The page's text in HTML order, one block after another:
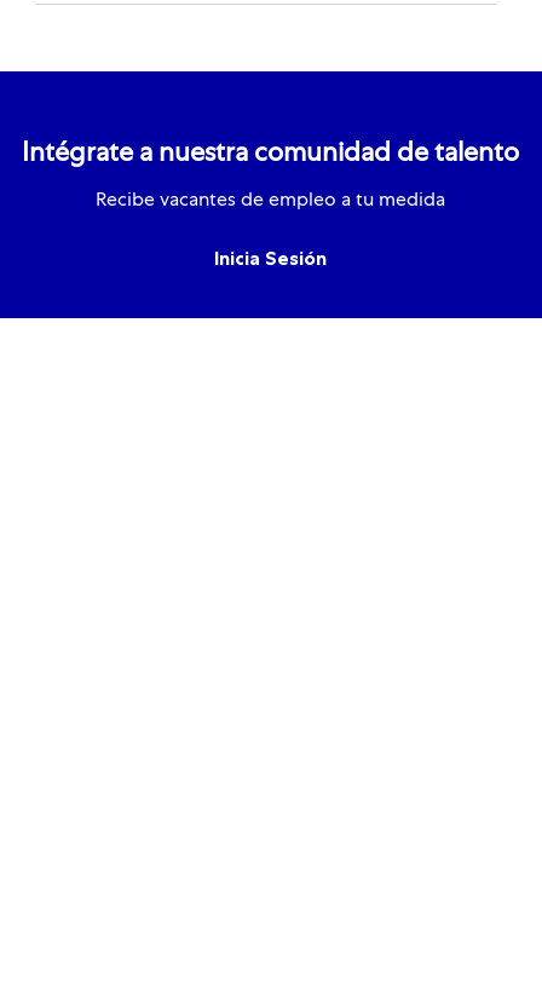
Intégrate a nuestra comunidad de talento
Recibe vacantes de empleo a tu medida
Inicia Sesión